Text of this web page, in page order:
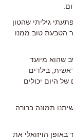
גיליתי שהטון
הטבעת טוב ממנו
שהוא מיועד
בילדים
היום יכולים
תמונה ברורה
הויזואלי את